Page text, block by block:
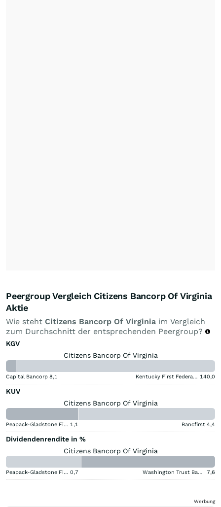
Peergroup Vergleich Citizens Bancorp Of Virginia
Aktie
Wie steht Citizens Bancorp Of Virginia im Vergleich
zum Durchschnitt der entsprechenden Peergroup?
KGV
Citizens Bancorp Of Virginia
Capital Bancorp 8,1 Kentucky First Federal Bancorp 140,0
KUV
Citizens Bancorp Of Virginia
Peapack-Gladstone Financial 1,1 Bancfirst 4,4
Dividendenrendite in %
Citizens Bancorp Of Virginia
Peapack-Gladstone Financial 0,7 Washington Trust Bancorp 7,6
Werbung